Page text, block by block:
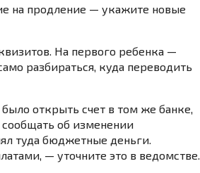
на продление — укажите новые
На первого ребенка —
разбираться, куда переводить
открыть счет в том же банке,
сообщать об изменении
туда бюджетные деньги.
— уточните это в ведомстве.